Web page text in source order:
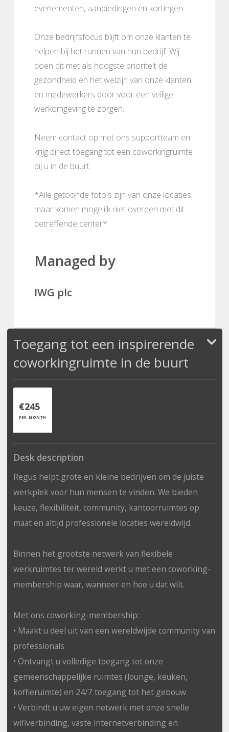
evenementen, aanbiedingen en kortingen
Onze bedrijfsfocus blijft om onze klanten te
helpen bij het runnen van hun bedrijf. Wij
doen dit met als hoogste prioriteit de
gezondheid en het welzijn van onze klanten
en medewerkers door voor een veilige
werkomgeving te zorgen.
Neem contact op met ons supportteam en
krijg direct toegang tot een coworkingruimte
bij u in de buurt.
*Alle getoonde foto's zijn van onze locaties,
maar komen mogelijk niet overeen met dit
betreffende center*
Managed by
IWG plc
Toegang tot een inspirerende
coworkingruimte in de buurt
€245
PER MONTH
Desk description
Regus helpt grote en kleine bedrijven om de juiste
werkplek voor hun mensen te vinden. We bieden
keuze, flexibiliteit, community, kantoorruimtes op
maat en altijd professionele locaties wereldwijd.
Binnen het grootste netwerk van flexibele
werkruimtes ter wereld werkt u met een coworking-
membership waar, wanneer en hoe u dat wilt.
Met ons coworking-membership:
• Maakt u deel uit van een wereldwijde community van
professionals
• Ontvangt u volledige toegang tot onze
gemeenschappelijke ruimtes (lounge, keuken,
koffieruimte) en 24/7 toegang tot het gebouw
• Verbindt u uw eigen netwerk met onze snelle
wifiverbinding, vaste internetverbinding en